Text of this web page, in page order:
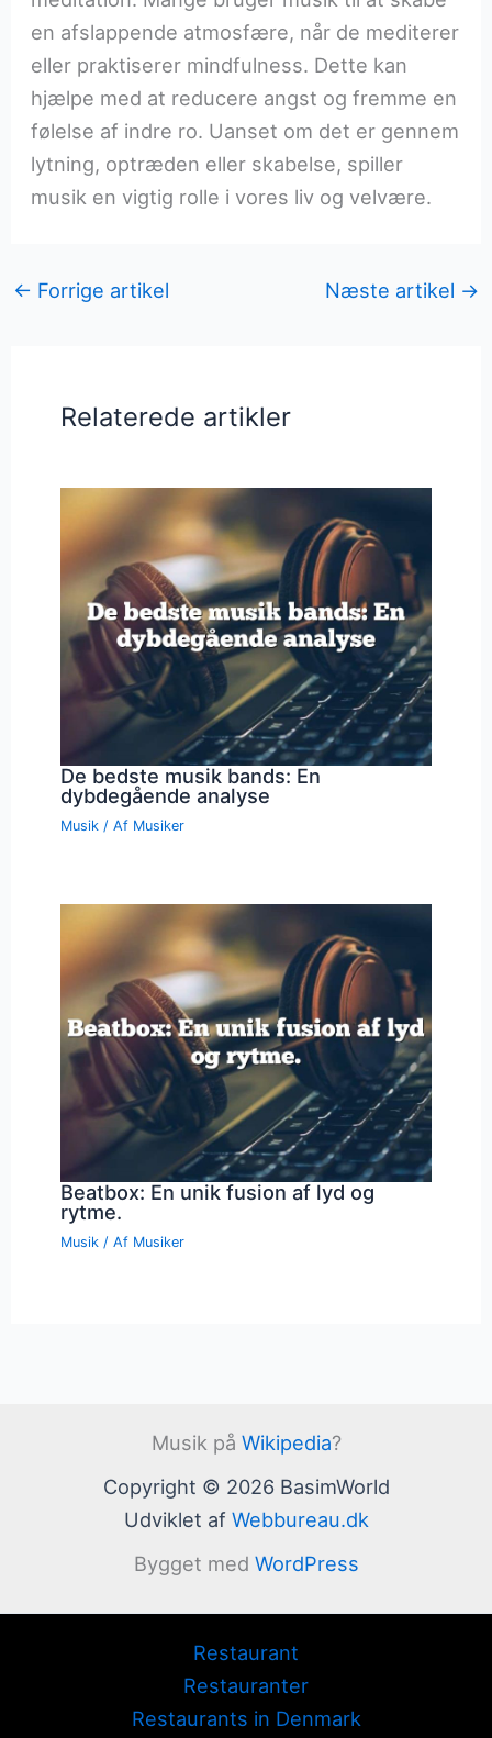
en afslappende atmosfære, når de mediterer
eller praktiserer mindfulness. Dette kan
hjælpe med at reducere angst og fremme en
følelse af indre ro. Uanset om det er gennem
lytning, optræden eller skabelse, spiller
musik en vigtig rolle i vores liv og velvære.
← Forrige artikel Næste artikel →
Relaterede artikler
De bedste musik bands: En
dybdegående analyse
Musik / Af Musiker
Beatbox: En unik fusion af lyd og
rytme.
Musik / Af Musiker
Musik på Wikipedia?
Copyright © 2026 BasimWorld
Udviklet af Webbureau.dk
Bygget med WordPress
Restaurant
Restauranter
Restaurants in Denmark